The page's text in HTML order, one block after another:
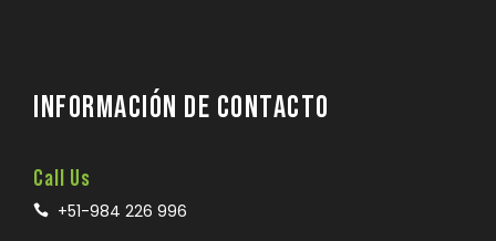
INFORMACIÓN DE CONTACTO
Call Us
+51-984 226 996